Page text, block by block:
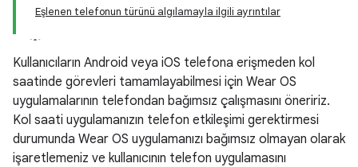
Eşlenen telefonun türünü algılamayla ilgili ayrıntılar
Kullanıcıların Android veya iOS telefona erişmeden kol
saatinde görevleri tamamlayabilmesi için Wear OS
uygulamalarının telefondan bağımsız çalışmasını öneririz.
Kol saati uygulamanızın telefon etkileşimi gerektirmesi
durumunda Wear OS uygulamanızı bağımsız olmayan olarak
işaretlemeniz ve kullanıcının telefon uygulamasını